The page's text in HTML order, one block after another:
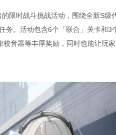
限时战斗挑战活动，围绕全新S级
。活动包含6个「联合」关卡和3
音器等丰厚奖励，同时也能让玩